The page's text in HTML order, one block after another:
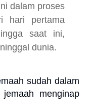
dalam proses
hari pertama
saat ini,
dunia.
sudah dalam
menginap